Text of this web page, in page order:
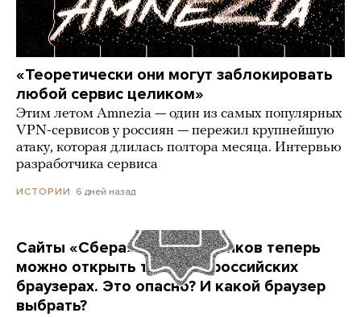
«Теоретически они могут заблокировать
любой сервис целиком»
Этим летом Amnezia — один из самых популярных
VPN-сервисов у россиян — пережил крупнейшую
атаку, которая длилась полтора месяца. Интервью
разработчика сервиса
ИСТОРИИ 6 дней назад
Сайты «Сбера» и других банков теперь
можно открыть только в российских
браузерах. Это опасно? И какой браузер
выбрать?